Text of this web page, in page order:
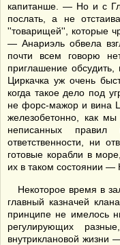
капитанше. — Но и с
послать, а не
''товарищей'', которые
— Анариэль обвела
почти всем говорю
приглашение обсудить,
Циркачка уж очень
когда такое дело под
не форс-мажор и вина
железобетонно, как
неписанных
ответственности, ни
готовые корабли в
их в таком состоянии
Некоторое время в
главный казначей
принципе не имелось
регулирующих
внутриклановой жизни